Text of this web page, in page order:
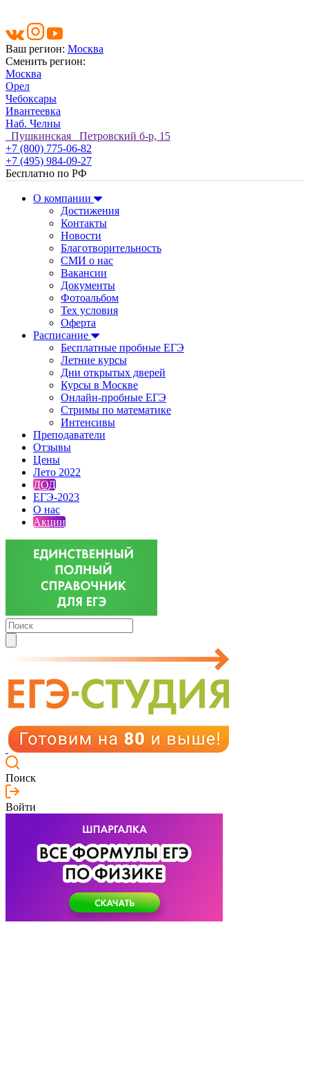
Ваш регион: Москва
Сменить регион:
Москва
Орел
Чебоксары
Ивантеевка
Наб. Челны
Пушкинская Петровский б-р, 15
+7 (800) 775-06-82
+7 (495) 984-09-27
Бесплатно по РФ
О компании
Достижения
Контакты
Новости
Благотворительность
СМИ о нас
Вакансии
Документы
Фотоальбом
Тех условия
Оферта
Расписание
Бесплатные пробные ЕГЭ
Летние курсы
Дни открытых дверей
Курсы в Москве
Онлайн-пробные ЕГЭ
Стримы по математике
Интенсивы
Преподаватели
Отзывы
Цены
Лето 2022
ДОД
ЕГЭ-2023
О нас
Акции
Поиск
Войти